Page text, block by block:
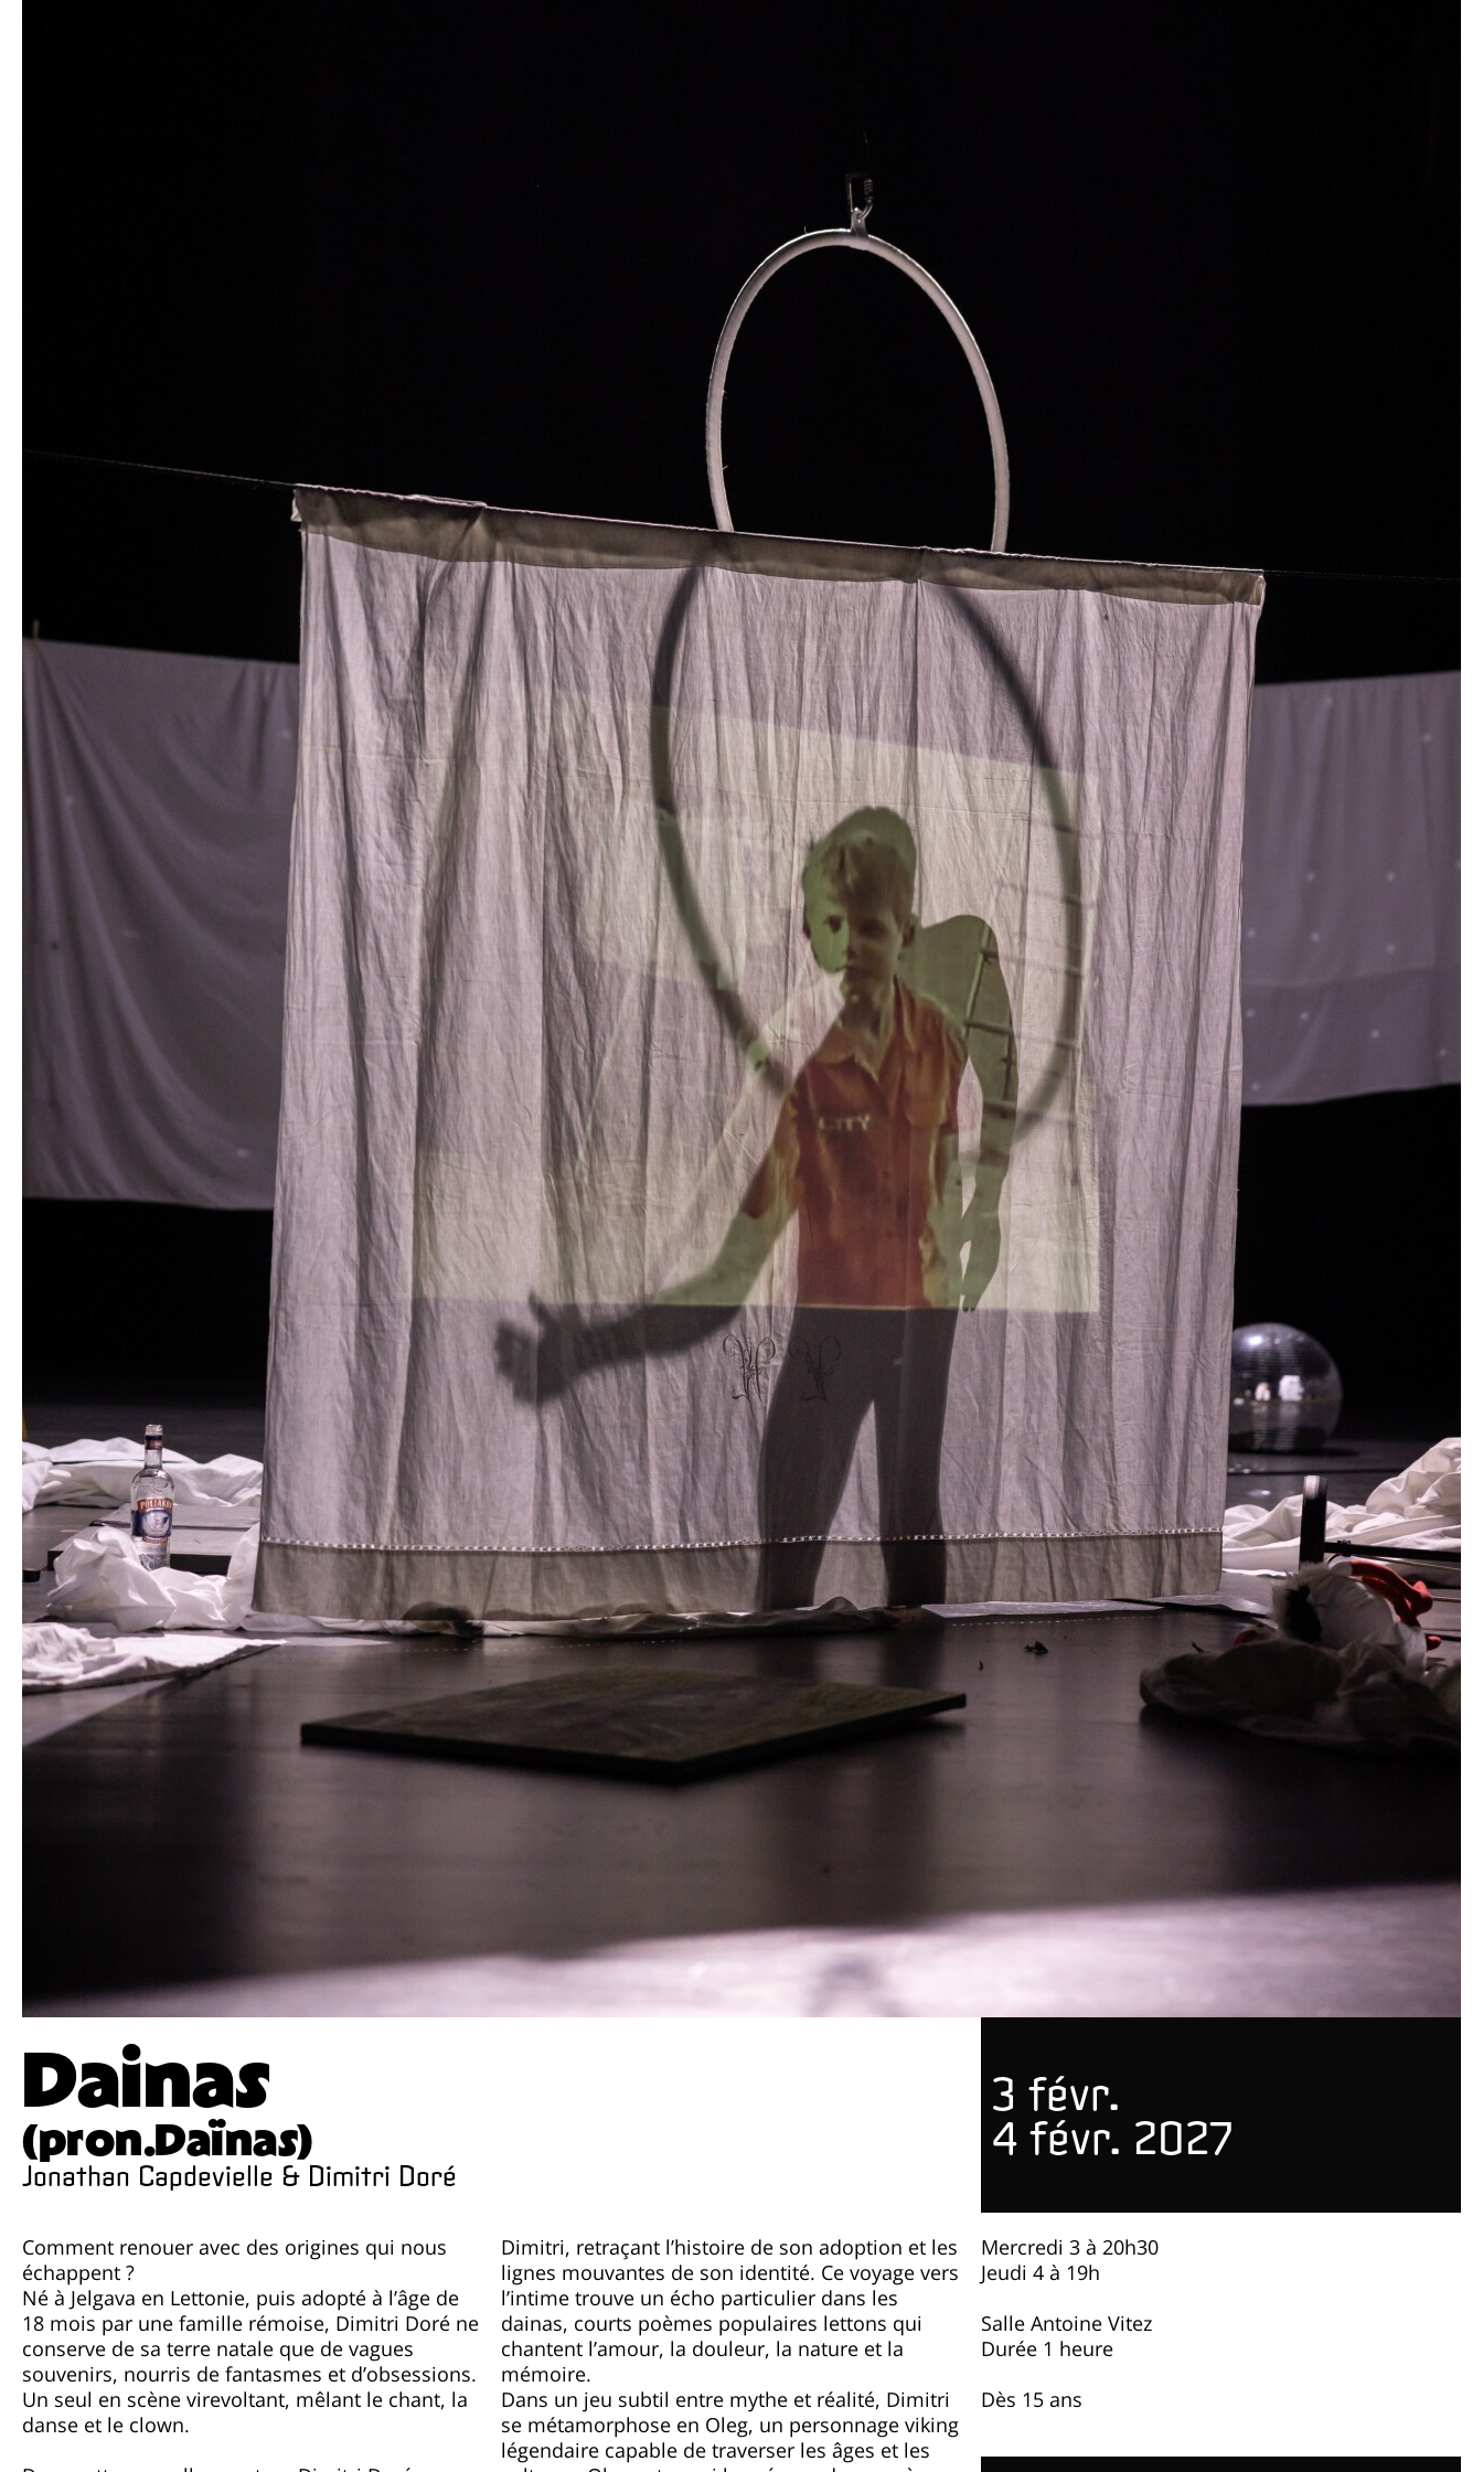
Dainas
(pron.Daïnas)
Jonathan Capdevielle & Dimitri Doré
3 févr.
4 févr. 2027
Comment renouer avec des origines qui nous
échappent ?
Né à Jelgava en Lettonie, puis adopté à l’âge de
18 mois par une famille rémoise, Dimitri Doré ne
conserve de sa terre natale que de vagues
souvenirs, nourris de fantasmes et d’obsessions.
Un seul en scène virevoltant, mêlant le chant, la
danse et le clown.
Dimitri, retraçant l’histoire de son adoption et les
lignes mouvantes de son identité. Ce voyage vers
l’intime trouve un écho particulier dans les
dainas, courts poèmes populaires lettons qui
chantent l’amour, la douleur, la nature et la
mémoire.
Dans un jeu subtil entre mythe et réalité, Dimitri
se métamorphose en Oleg, un personnage viking
légendaire capable de traverser les âges et les
Mercredi 3 à 20h30
Jeudi 4 à 19h
Salle Antoine Vitez
Durée 1 heure
Dès 15 ans